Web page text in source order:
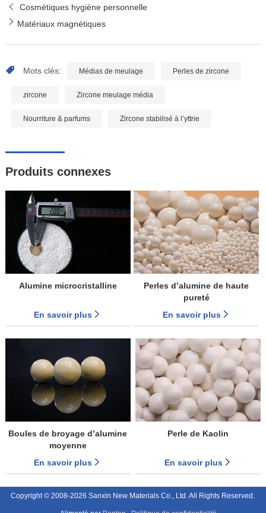
Cosmétiques hygiène personnelle
Matériaux magnétiques
Mots clés: Médias de meulage Perles de zircone
zircone Zircone meulage média
Nourriture & parfums Zircone stabilisé à l’yttrie
Produits connexes
Alumine microcristalline
En savoir plus
Perles d’alumine de haute
pureté
En savoir plus
Boules de broyage d’alumine
moyenne
En savoir plus
Perle de Kaolin
En savoir plus
Copyright © 2008-2026 Sanxin New Materials Co., Ltd. All Rights Reserved.